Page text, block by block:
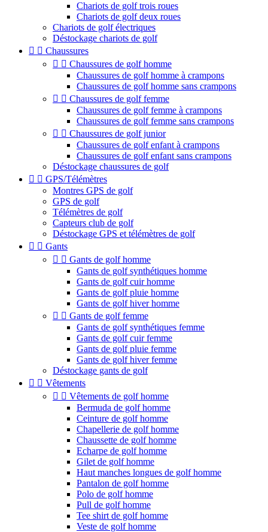
Chariots de golf trois roues
Chariots de golf deux roues
Chariots de golf électriques
Déstockage chariots de golf
  Chaussures
  Chaussures de golf homme
Chaussures de golf homme à crampons
Chaussures de golf homme sans crampons
  Chaussures de golf femme
Chaussures de golf femme à crampons
Chaussures de golf femme sans crampons
  Chaussures de golf junior
Chaussures de golf enfant à crampons
Chaussures de golf enfant sans crampons
Déstockage chaussures de golf
  GPS/Télémètres
Montres GPS de golf
GPS de golf
Télémètres de golf
Capteurs club de golf
Déstockage GPS et télémètres de golf
  Gants
  Gants de golf homme
Gants de golf synthétiques homme
Gants de golf cuir homme
Gants de golf pluie homme
Gants de golf hiver homme
  Gants de golf femme
Gants de golf synthétiques femme
Gants de golf cuir femme
Gants de golf pluie femme
Gants de golf hiver femme
Déstockage gants de golf
  Vêtements
  Vêtements de golf homme
Bermuda de golf homme
Ceinture de golf homme
Chapellerie de golf homme
Chaussette de golf homme
Echarpe de golf homme
Gilet de golf homme
Haut manches longues de golf homme
Pantalon de golf homme
Polo de golf homme
Pull de golf homme
Tee shirt de golf homme
Veste de golf homme